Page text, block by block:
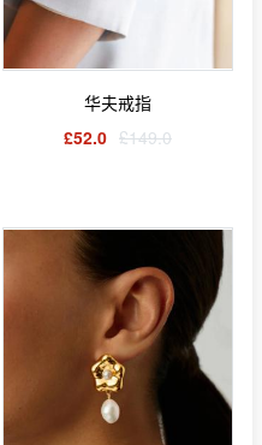
华夫戒指
£52.0 £149.0